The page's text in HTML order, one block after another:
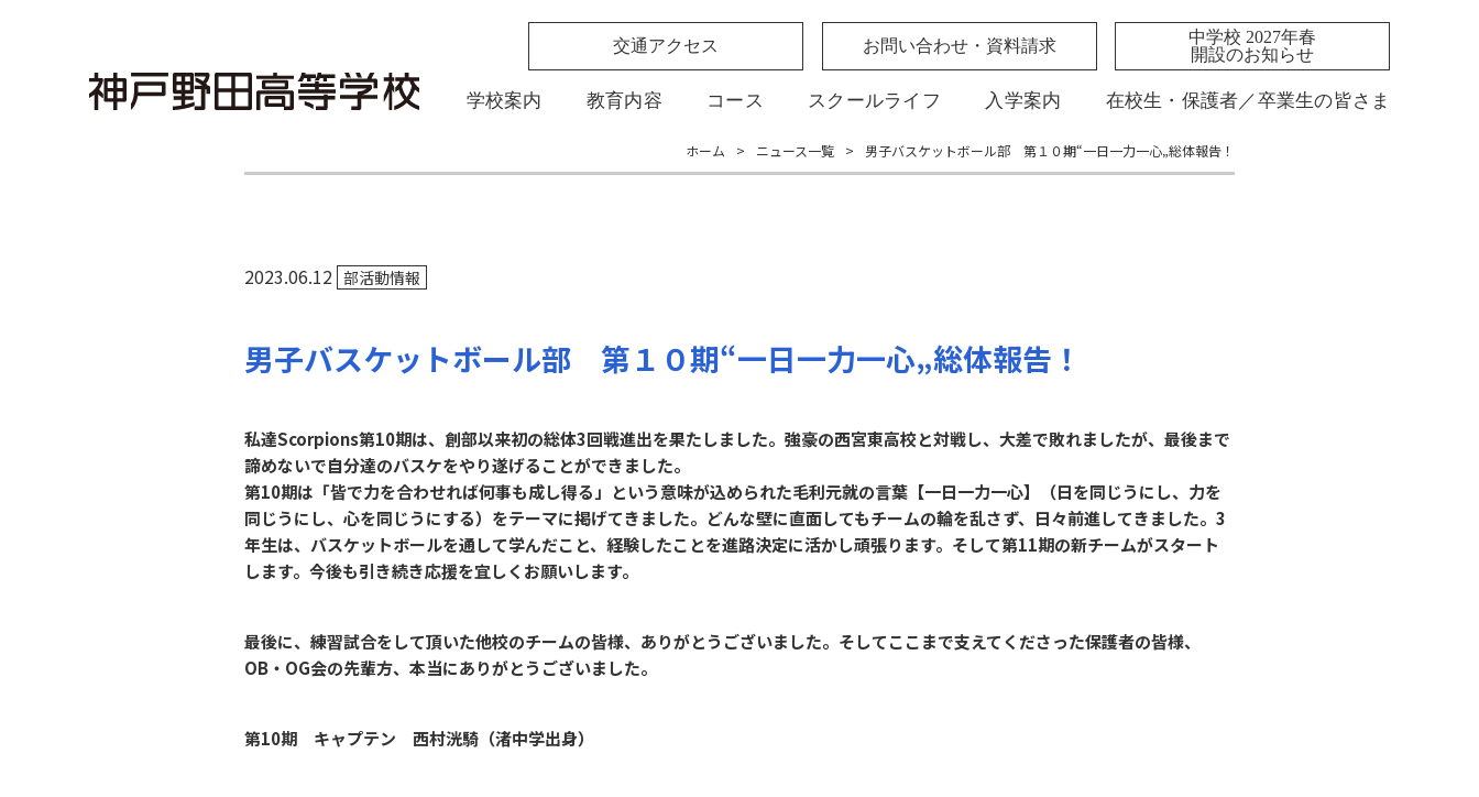
交通アクセス お問い合わせ・資料請求
中学校 2027年春
開設のお知らせ
学校案内 教育内容 コース スクールライフ 入学案内 在校生・保護者／卒業生の皆さま
ホーム > ニュース一覧 > 男子バスケットボール部 第１０期“一日一力一心„総体報告！
2023.06.12 部活動情報
男子バスケットボール部 第１０期“一日一力一心„総体報告！
私達Scorpions第10期は、創部以来初の総体3回戦進出を果たしました。強豪の西宮東高校と対戦し、大差で敗れましたが、最後まで
諦めないで自分達のバスケをやり遂げることができました。
第10期は「皆で力を合わせれば何事も成し得る」という意味が込められた毛利元就の言葉【一日一力一心】（日を同じうにし、力を
同じうにし、心を同じうにする）をテーマに掲げてきました。どんな壁に直面してもチームの輪を乱さず、日々前進してきました。3
年生は、バスケットボールを通して学んだこと、経験したことを進路決定に活かし頑張ります。そして第11期の新チームがスタート
します。今後も引き続き応援を宜しくお願いします。
最後に、練習試合をして頂いた他校のチームの皆様、ありがとうございました。そしてここまで支えてくださった保護者の皆様、
OB・OG会の先輩方、本当にありがとうございました。
第10期 キャプテン 西村洸騎（渚中学出身）